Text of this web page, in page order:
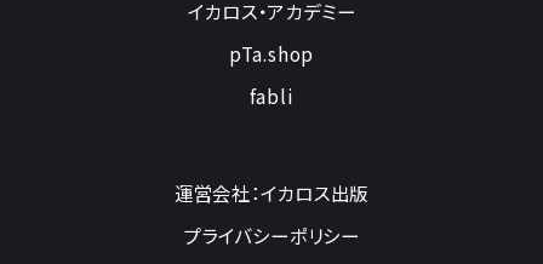
イカロス・アカデミー
pTa.shop
fabli
運営会社：イカロス出版
プライバシーポリシー